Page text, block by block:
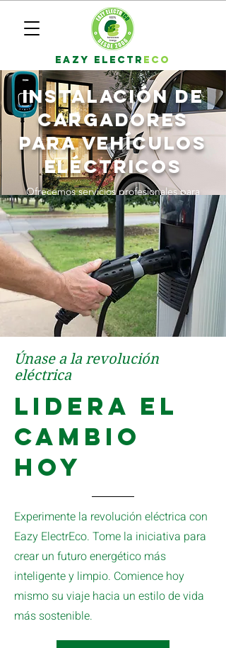
EAZY ELECTR ECO
Instalación de
cargadores
para vehículos
eléctricos
Ofrecemos servicios profesionales para
instalar cargadores de EV en tu hogar o
negocio
Únase a la revolución
eléctrica
Lidera el
cambio
hoy
Experimente la revolución eléctrica con
Eazy ElectrEco. Tome la iniciativa para
crear un futuro energético más
inteligente y limpio. Comience hoy
mismo su viaje hacia un estilo de vida
más sostenible.